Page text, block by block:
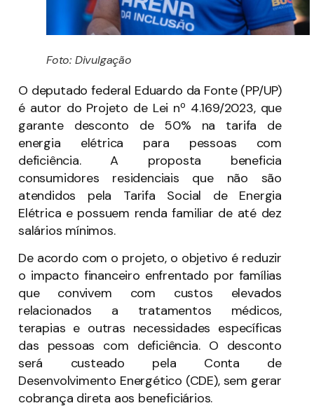
Foto: Divulgação
O deputado federal Eduardo da Fonte (PP/UP)
é autor do Projeto de Lei nº 4.169/2023, que
garante desconto de 50% na tarifa de
energia elétrica para pessoas com
deficiência. A proposta beneficia
consumidores residenciais que não são
atendidos pela Tarifa Social de Energia
Elétrica e possuem renda familiar de até dez
salários mínimos.
De acordo com o projeto, o objetivo é reduzir
o impacto financeiro enfrentado por famílias
que convivem com custos elevados
relacionados a tratamentos médicos,
terapias e outras necessidades específicas
das pessoas com deficiência. O desconto
será custeado pela Conta de
Desenvolvimento Energético (CDE), sem gerar
cobrança direta aos beneficiários.